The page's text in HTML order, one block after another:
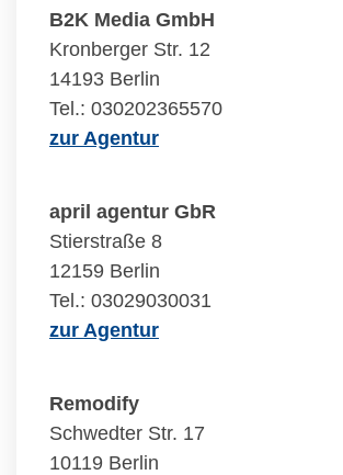
B2K Media GmbH
Kronberger Str. 12
14193 Berlin
Tel.: 030202365570
zur Agentur
april agentur GbR
Stierstraße 8
12159 Berlin
Tel.: 03029030031
zur Agentur
Remodify
Schwedter Str. 17
10119 Berlin